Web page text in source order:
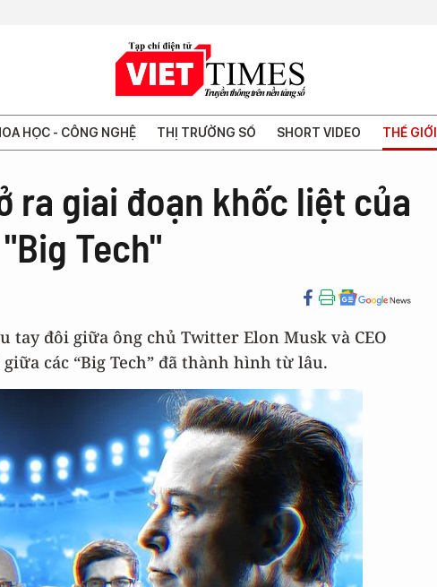
HỌC - CÔNG NGHỆ THỊ TRƯỜNG SỐ SHORT VIDEO THẾ GIỚI
ra giai đoạn khốc liệt của
Tech"
tay đôi giữa ông chủ Twitter Elon Musk và CEO
các “Big Tech” đã thành hình từ lâu.